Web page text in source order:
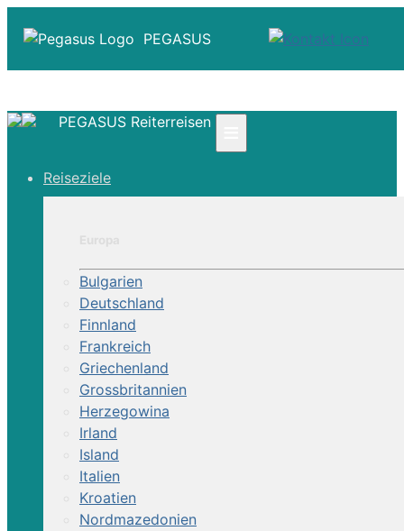
PEGASUS
☎ Deutschland 0800 - 505 18 01
Über Uns
PEGASUS Reiterreisen
Reiseziele
Bulgarien
Deutschland
Finnland
Frankreich
Griechenland
Grossbritannien
Herzegowina
Irland
Island
Italien
Kroatien
Nordmazedonien